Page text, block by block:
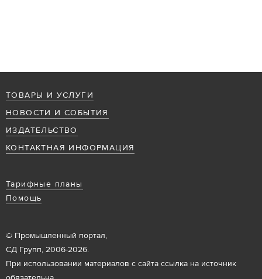
ТОВАРЫ И УСЛУГИ
НОВОСТИ И СОБЫТИЯ
ИЗДАТЕЛЬСТВО
КОНТАКТНАЯ ИНФОРМАЦИЯ
Тарифные планы
Помощь
© Промышленный портал,
СД Групп, 2006-2026.
При использовании материалов с сайта ссылка на источник